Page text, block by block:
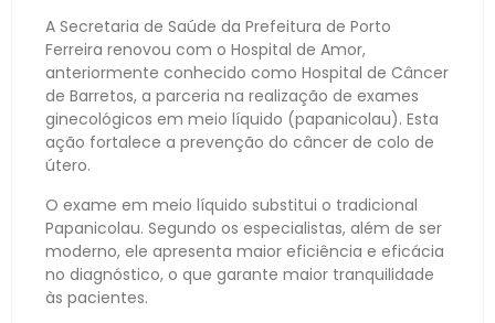
A Secretaria de Saúde da Prefeitura de Porto
Ferreira renovou com o Hospital de Amor,
anteriormente conhecido como Hospital de Câncer
de Barretos, a parceria na realização de exames
ginecológicos em meio líquido (papanicolau). Esta
ação fortalece a prevenção do câncer de colo de
útero.
O exame em meio líquido substitui o tradicional
Papanicolau. Segundo os especialistas, além de ser
moderno, ele apresenta maior eficiência e eficácia
no diagnóstico, o que garante maior tranquilidade
às pacientes.